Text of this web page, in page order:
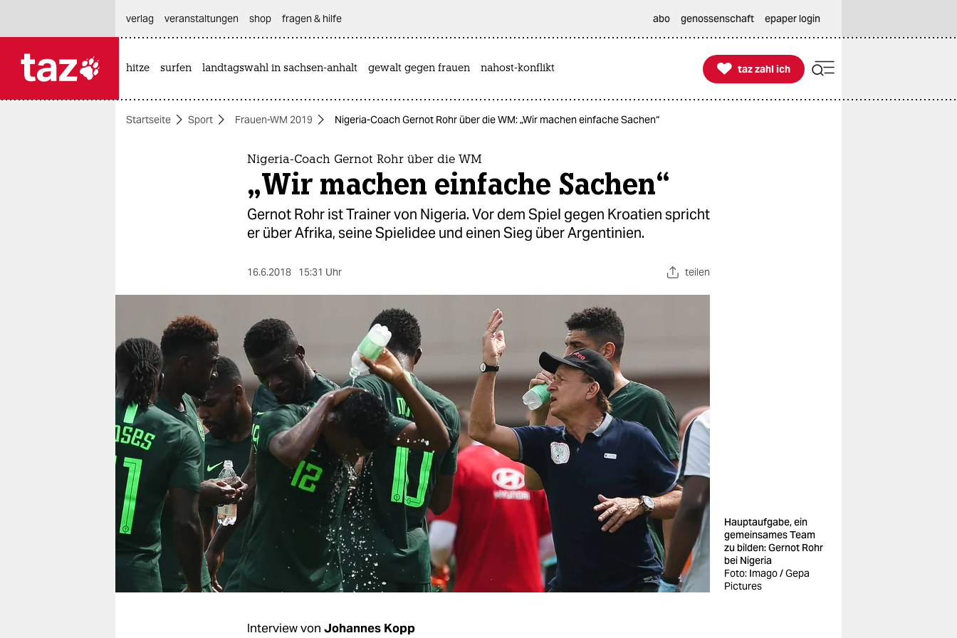
themen
nord
wahrheit
verlag
verlag
veranstaltungen
shop
fragen & hilfe
unterstützen
verlag
veranstaltungen shop fragen & hilfe abo genossenschaft epaper login
hitze surfen landtagswahl in sachsen-anhalt gewalt gegen frauen nahost-konflikt 
taz zahl ich
taz zahl ich
Startseite Sport Frauen-WM 2019 Nigeria-Coach Gernot Rohr über die WM: „Wir machen einfache Sachen“
Nigeria-Coach Gernot Rohr über die WM
„Wir machen einfache Sachen“
Gernot Rohr ist Trainer von Nigeria. Vor dem Spiel gegen Kroatien spricht
er über Afrika, seine Spielidee und einen Sieg über Argentinien.
16.6.2018 15:31 Uhr teilen
Hauptaufgabe, ein
gemeinsames Team
zu bilden: Gernot Rohr
bei Nigeria
Foto: Imago / Gepa
Pictures
Interview von Johannes Kopp